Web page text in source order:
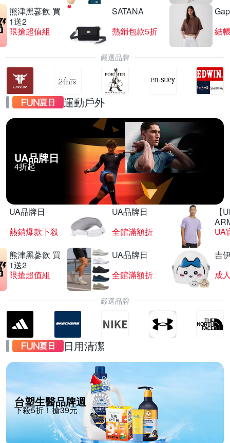
熊津黑蔘飲 買
1送2
限搶超值組
SATANA
熱銷包款5折
Gap
結
嚴選品牌
運動戶外
UA品牌日
4折起
UA品牌日
熱銷爆款下殺
UA品牌日
全館滿額折
【
UA
熊津黑蔘飲 買
1送2
限搶超值組
UA品牌日
全館滿額折
吉
嚴選品牌
日用清潔
台塑生醫品牌週
下殺5折！搶39元